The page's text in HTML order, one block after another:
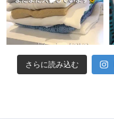
さらに読み込む